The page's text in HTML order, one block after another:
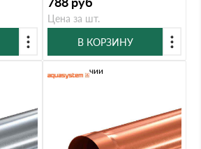
Цена за шт.
В КОРЗИНУ
В наличии